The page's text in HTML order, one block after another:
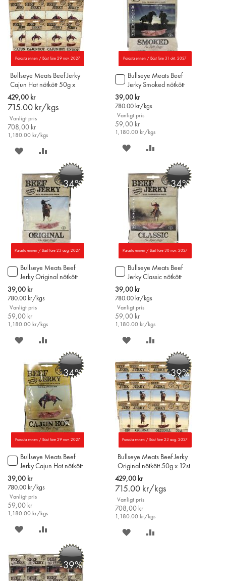
Parasta ennen / Bäst före 29 nov. 2027
Bullseye Meats Beef Jerky
Cajun Hot nötkött 50g x
12st
429,00 kr
715.00 kr/kgs
Vanligt pris
708,00 kr
1,180.00 kr/kgs
SPARA
ÖNSKELISTAN
JÄMFÖR
Parasta ennen / Bäst före 31 okt. 2027
Bullseye Meats Beef
Jerky Smoked nötkött
50g
Special
Price
39,00 kr
780.00 kr/kgs
Vanligt pris
59,00 kr
1,180.00 kr/kgs
Lägg
till
i
varukorgen
SPARA
ÖNSKELISTAN
JÄMFÖR
-34%
Parasta ennen / Bäst före 23 aug. 2027
Bullseye Meats Beef
Jerky Original nötkött
50g
Special
Price
39,00 kr
780.00 kr/kgs
Vanligt pris
59,00 kr
1,180.00 kr/kgs
Lägg
till
i
varukorgen
SPARA
ÖNSKELISTAN
JÄMFÖR
Parasta ennen / Bäst före 30 nov. 2027
-34%
Bullseye Meats Beef
Jerky Classic nötkött
50g
Special
Price
39,00 kr
780.00 kr/kgs
Vanligt pris
59,00 kr
1,180.00 kr/kgs
Lägg
till
i
varukorgen
SPARA
ÖNSKELISTAN
JÄMFÖR
-34%
Parasta ennen / Bäst före 29 nov. 2027
Bullseye Meats Beef
Jerky Cajun Hot nötkött
50g
Special
Price
39,00 kr
780.00 kr/kgs
Vanligt pris
59,00 kr
1,180.00 kr/kgs
Lägg
till
i
varukorgen
SPARA
ÖNSKELISTAN
JÄMFÖR
-39%
Parasta ennen / Bäst före 23 aug. 2027
Bullseye Meats Beef Jerky
Original nötkött 50g x 12st
429,00 kr
715.00 kr/kgs
Vanligt pris
708,00 kr
1,180.00 kr/kgs
SPARA
-39%